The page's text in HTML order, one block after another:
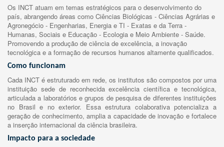
Os INCT atuam em temas estratégicos para o desenvolvimento do
país, abrangendo áreas como Ciências Biológicas - Ciências Agrárias e
Agronegócio - Engenharias, Energia e TI - Exatas e da Terra -
Humanas, Sociais e Educação - Ecologia e Meio Ambiente - Saúde.
Promovendo a produção de ciência de excelência, a inovação
tecnológica e a formação de recursos humanos altamente qualificados.
Como funcionam
Cada INCT é estruturado em rede, os institutos são compostos por uma
instituição sede de reconhecida excelência científica e tecnológica,
articulada a laboratórios e grupos de pesquisa de diferentes instituições
no Brasil e no exterior. Essa estrutura colaborativa potencializa a
geração de conhecimento, amplia a capacidade de inovação e fortalece
a inserção internacional da ciência brasileira.
Impacto para a sociedade